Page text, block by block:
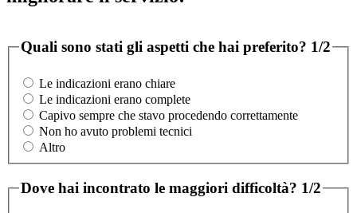
Quali sono stati gli aspetti che hai preferito? 1/2
Le indicazioni erano chiare
Le indicazioni erano complete
Capivo sempre che stavo procedendo correttamente
Non ho avuto problemi tecnici
Altro
Dove hai incontrato le maggiori difficoltà? 1/2